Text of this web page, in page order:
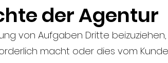
der Agentur
von Aufgaben Dritte
macht oder dies vom